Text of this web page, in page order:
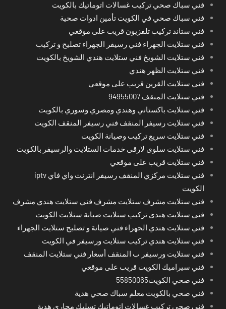
فني سباك صحي تركيب غسالات اتوماتيك بالكويت
فني سباك صحي في الكويت تأمين ادوات صحية
فني ستاند تركيب تلفزيون قريب على موقعي
فني ستلايت الجهراء فني رسيفر الجهراء تصليح و تركيب
فني ستلايت الشويخ فني ستلايت هندي الشويخ بالكويت
فني ستلايت الظهر هندي
فني ستلايت القرين قريب على موقعي
فني ستلايت المنقف 94955007
فني ستلايت باكستاني وهندي ومصري وسوري بالكويت
فني ستلايت رسيفر المنقف فني رسيفر المنقف الكويت
فني ستلايت سريع تركيب وصيانة الكويت
فني ستلايت سلوى لارقى خدمات الستلايت والرسيفر بالكويت
فني ستلايت قريب على موقعي
فني ستلايت مركزي المنقف رسيفر انترنت واي فاي iptv
الكويت
فني ستلايت مشرف ستلايت مشرف فني ستلايت هندي مشرف
فني ستلايت هندى تركيب ستلايت صيانة ستلايت الكويت
فني ستلايت هندي الجهراء فني صيانة و تصليح ستلايت الجهراء
فني ستلايت هندي تركيب ستلايت ورسيفر في الكويت
فني ستلايت ورسيفر ب المنقف أسعار فني ستلايت المنقف
فني سيراميك الكويت قريب على موقعي
فني صحي الكويت55850065
فني صحي بالكويت معلم سباك صحي هدية
فني صحي تركيب غسالات اتوماتيك تسليك مجاري هدية